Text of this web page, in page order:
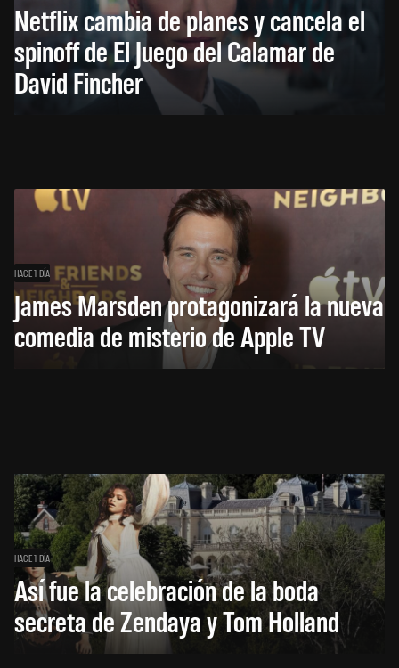
Netflix cambia de planes y cancela el
spinoff de El Juego del Calamar de
David Fincher
HACE 1 DÍA
James Marsden protagonizará la nueva
comedia de misterio de Apple TV
HACE 1 DÍA
Así fue la celebración de la boda
secreta de Zendaya y Tom Holland